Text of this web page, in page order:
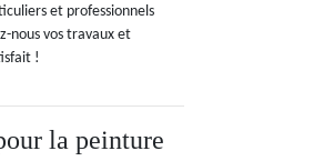
et professionnels
nous vos travaux et
!
la peinture